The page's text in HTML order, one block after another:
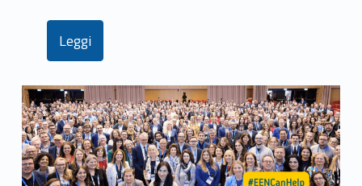
Leggi